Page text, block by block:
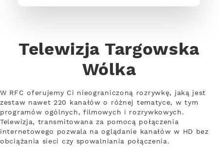
Telewizja Targowska
Wólka
W RFC oferujemy Ci nieograniczoną rozrywkę, jaką jest
zestaw nawet 220 kanałów o różnej tematyce, w tym
programów ogólnych, filmowych i rozrywkowych.
Telewizja, transmitowana za pomocą połączenia
internetowego pozwala na oglądanie kanałów w HD bez
obciążania sieci czy spowalniania połączenia.